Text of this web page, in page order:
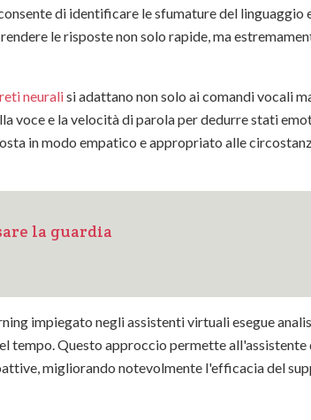
di identificare le sfumature del linguaggio
le risposte non solo rapide, ma
neuralisi adattano non solo ai comandi vocali
voce e la velocità di parola per dedurre stati
in modo empatico e appropriato alle
la guardia
impiegato negli assistenti virtuali esegue
tempo. Questo approccio permette
migliorando notevolmente l'efficacia del